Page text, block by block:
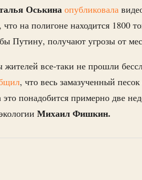
Оськина опубликовала
что на полигоне находится 1800
Путину, получают угрозы от
все-таки не прошли
, что весь замазученный
понадобится примерно две
Михаил Фишкин.